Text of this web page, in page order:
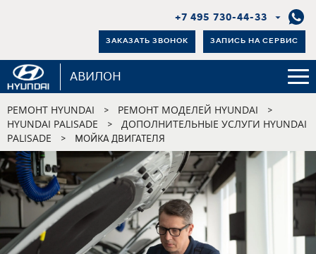
+7 495 730-44-33
ЗАКАЗАТЬ ЗВОНОК ЗАПИСЬ НА СЕРВИС
АВИЛОН
РЕМОНТ HYUNDAI > РЕМОНТ МОДЕЛЕЙ HYUNDAI >
HYUNDAI PALISADE >
ДОПОЛНИТЕЛЬНЫЕ УСЛУГИ HYUNDAI
PALISADE
> МОЙКА ДВИГАТЕЛЯ